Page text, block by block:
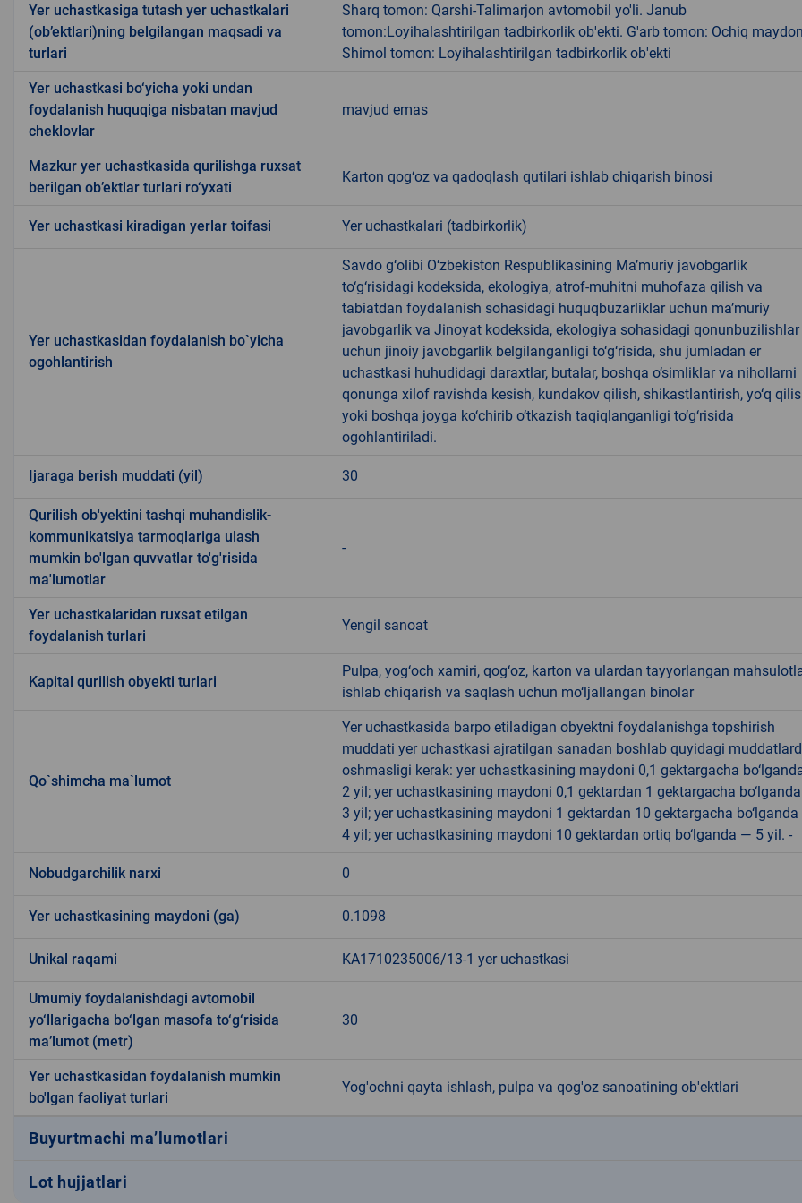
Yer uchastkasiga tutash yer uchastkalari
(ob’ektlari)ning belgilangan maqsadi va
turlari
Sharq tomon: Qarshi-Talimarjon avtomobil yo'li. Janub
tomon:Loyihalashtirilgan tadbirkorlik ob'ekti. G'arb tomon: Ochiq
Shimol tomon: Loyihalashtirilgan tadbirkorlik ob'ekti
Yer uchastkasi bo‘yicha yoki undan
foydalanish huquqiga nisbatan mavjud
cheklovlar
mavjud emas
Mazkur yer uchastkasida qurilishga ruxsat
berilgan ob’ektlar turlari ro‘yxati
Karton qog‘oz va qadoqlash qutilari ishlab chiqarish binosi
Yer uchastkasi kiradigan yerlar toifasi Yer uchastkalari (tadbirkorlik)
Yer uchastkasidan foydalanish bo`yicha
ogohlantirish
Savdo g‘olibi O‘zbekiston Respublikasining Ma’muriy javobgarlik
to‘g‘risidagi kodeksida, ekologiya, atrof-muhitni muhofaza qilish va
tabiatdan foydalanish sohasidagi huquqbuzarliklar uchun ma’muriy
javobgarlik va Jinoyat kodeksida, ekologiya sohasidagi qonunbuzilishlar
uchun jinoiy javobgarlik belgilanganligi to‘g‘risida, shu jumladan er
uchastkasi huhudidagi daraxtlar, butalar, boshqa o‘simliklar va nihollarni
qonunga xilof ravishda kesish, kundakov qilish, shikastlantirish, yo‘q
yoki boshqa joyga ko‘chirib o‘tkazish taqiqlanganligi to‘g‘risida
ogohlantiriladi.
Ijaraga berish muddati (yil) 30
Qurilish ob'yektini tashqi muhandislik-
kommunikatsiya tarmoqlariga ulash
mumkin bo'lgan quvvatlar to'g'risida
ma'lumotlar
-
Yer uchastkalaridan ruxsat etilgan
foydalanish turlari
Yengil sanoat
Kapital qurilish obyekti turlari
Pulpa, yog‘och xamiri, qog‘oz, karton va ulardan tayyorlangan
ishlab chiqarish va saqlash uchun mo‘ljallangan binolar
Qo`shimcha ma`lumot
Yer uchastkasida barpo etiladigan obyektni foydalanishga topshirish
muddati yer uchastkasi ajratilgan sanadan boshlab quyidagi
oshmasligi kerak: yer uchastkasining maydoni 0,1 gektargacha
2 yil; yer uchastkasining maydoni 0,1 gektardan 1 gektargacha
3 yil; yer uchastkasining maydoni 1 gektardan 10 gektargacha
4 yil; yer uchastkasining maydoni 10 gektardan ortiq bo‘lganda — 5 yil. -
Nobudgarchilik narxi 0
Yer uchastkasining maydoni (ga) 0.1098
Unikal raqami KA1710235006/13-1 yer uchastkasi
Umumiy foydalanishdagi avtomobil
yo‘llarigacha bo‘lgan masofa to‘g‘risida
ma’lumot (metr)
30
Yer uchastkasidan foydalanish mumkin
bo'lgan faoliyat turlari
Yog'ochni qayta ishlash, pulpa va qog'oz sanoatining ob'ektlari
Buyurtmachi ma’lumotlari
Lot hujjatlari